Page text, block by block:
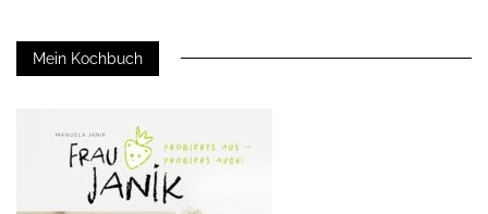
Mein Kochbuch